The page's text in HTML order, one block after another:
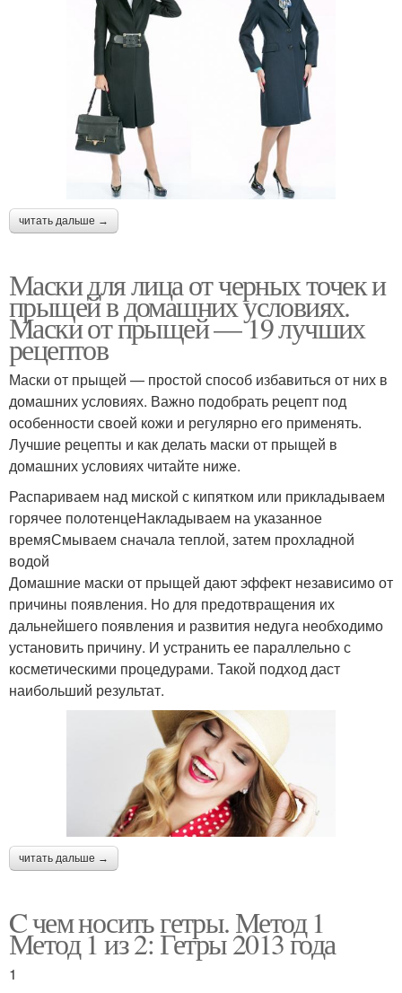
читать дальше →
Маски для лица от черных точек и
прыщей в домашних условиях.
Маски от прыщей — 19 лучших
рецептов
Маски от прыщей — простой способ избавиться от них в
домашних условиях. Важно подобрать рецепт под
особенности своей кожи и регулярно его применять.
Лучшие рецепты и как делать маски от прыщей в
домашних условиях читайте ниже.
Распариваем над миской с кипятком или прикладываем
горячее полотенцеНакладываем на указанное
времяСмываем сначала теплой, затем прохладной
водой
Домашние маски от прыщей дают эффект независимо от
причины появления. Но для предотвращения их
дальнейшего появления и развития недуга необходимо
установить причину. И устранить ее параллельно с
косметическими процедурами. Такой подход даст
наибольший результат.
читать дальше →
C чем носить гетры. Метод 1
Метод 1 из 2: Гетры 2013 года
1